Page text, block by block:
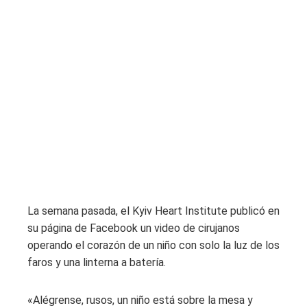
La semana pasada, el Kyiv Heart Institute publicó en
su página de Facebook un video de cirujanos
operando el corazón de un niño con solo la luz de los
faros y una linterna a batería.
«Alégrense, rusos, un niño está sobre la mesa y